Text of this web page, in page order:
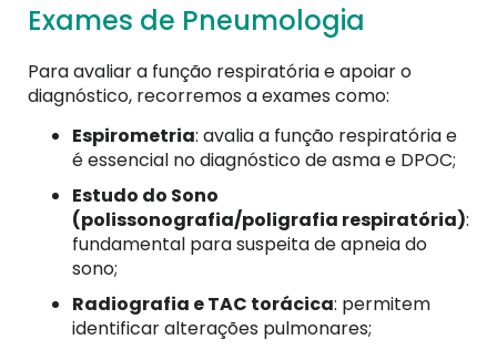
Exames de Pneumologia
Para avaliar a função respiratória e apoiar o
diagnóstico, recorremos a exames como:
Espirometria: avalia a função respiratória e
é essencial no diagnóstico de asma e DPOC;
Estudo do Sono
(polissonografia/poligrafia respiratória):
fundamental para suspeita de apneia do
sono;
Radiografia e TAC torácica: permitem
identificar alterações pulmonares;